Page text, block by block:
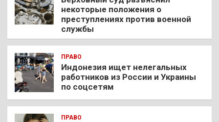
некоторые положения о
преступлениях против военной
службы
ПРАВО
Индонезия ищет нелегальных
работников из России и Украины
по соцсетям
ПРАВО